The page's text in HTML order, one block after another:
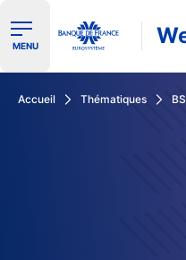
Ouvrir le menu de
MENU
Accueil Thématiques